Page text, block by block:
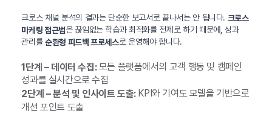
크로스 채널 분석의 결과는 단순한 보고서로 끝나서는 안 됩니다. 크로스
마케팅 접근법은 끊임없는 학습과 최적화를 전제로 하기 때문에, 성과
관리를순환형 피드백 프로세스로 운영해야 합니다.
1단계 – 데이터 수집:모든 플랫폼에서의 고객 행동 및 캠페인
성과를 실시간으로 수집
2단계 – 분석 및 인사이트 도출:KPI와 기여도 모델을 기반으로
개선 포인트 도출